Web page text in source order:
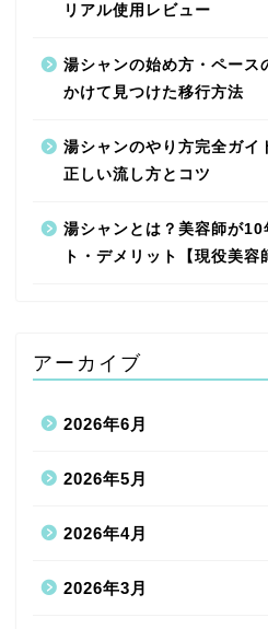
リアル使用レビュー
湯シャンの始め方・ペース
かけて見つけた移行方法
湯シャンのやり方完全ガイ
正しい流し方とコツ
湯シャンとは？美容師が
ト・デメリット【現役美容
アーカイブ
2026年6月
2026年5月
2026年4月
2026年3月